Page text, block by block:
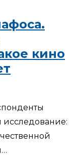
кино